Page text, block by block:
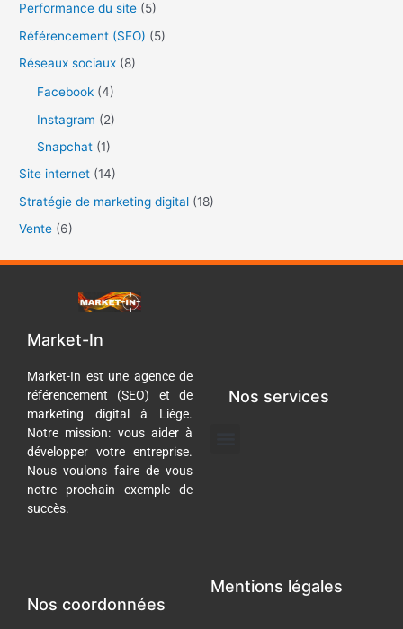
:
Performance du site (5)
Référencement (SEO) (5)
Réseaux sociaux (8)
Facebook (4)
Instagram (2)
Snapchat (1)
Site internet (14)
Stratégie de marketing digital (18)
Vente (6)
Market-In
Market-In est une agence de
référencement (SEO) et de
marketing digital à Liège.
Notre mission: vous aider à
développer votre entreprise.
Nous voulons faire de vous
notre prochain exemple de
succès.
Nos services
Nos coordonnées
Mentions légales